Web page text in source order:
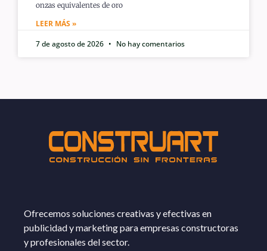
onzas equivalentes de oro
LEER MÁS »
7 de agosto de 2026
No hay comentarios
Ofrecemos soluciones creativas y efectivas en
publicidad y marketing para empresas constructoras
y profesionales del sector.